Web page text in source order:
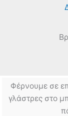
Φέρνουμε σε
γλάστρες στο